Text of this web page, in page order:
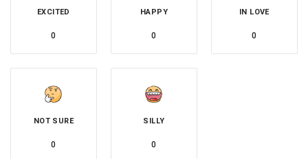
EXCITED
0
HAPPY
0
IN LOVE
0
NOT SURE
0
SILLY
0